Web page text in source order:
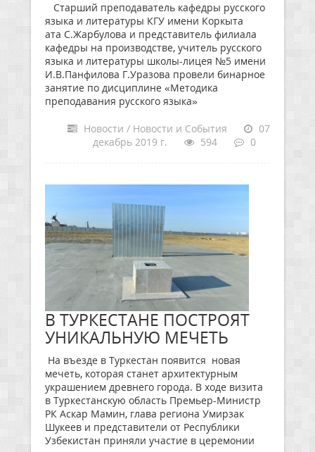
Старший преподаватель кафедры русского
языка и литературы КГУ имени Коркыта
ата С.Жарбулова и представитель филиала
кафедры на производстве, учитель русского
языка и литературы школы-лицея №5 имени
И.В.Панфилова Г.Уразова провели бинарное
занятие по дисциплине «Методика
преподавания русского языка»
Новости / Новости и События
07
декабрь 2019 г.
594 0
В ТУРКЕСТАНЕ ПОСТРОЯТ
УНИКАЛЬНУЮ МЕЧЕТЬ
На въезде в Туркестан появится новая
мечеть, которая станет архитектурным
украшением древнего города. В ходе визита
в Туркестанскую область Премьер-Министр
РК Аскар Мамин, глава региона Умирзак
Шукеев и представители от Республики
Узбекистан приняли участие в церемонии